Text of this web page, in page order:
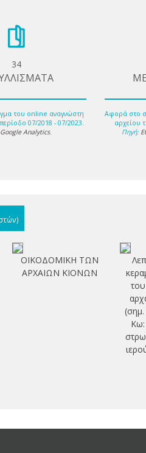
34
του online αναγνώστη
07/2018 - 07/2023.
Google Analytics.
Αφορά στο
αρχείου
Πηγή:
ΟΙΚΟΔΟΜΙΚΗ ΤΩΝ
ΑΡΧΑΙΩΝ ΚΙΟΝΩΝ
(σημ.